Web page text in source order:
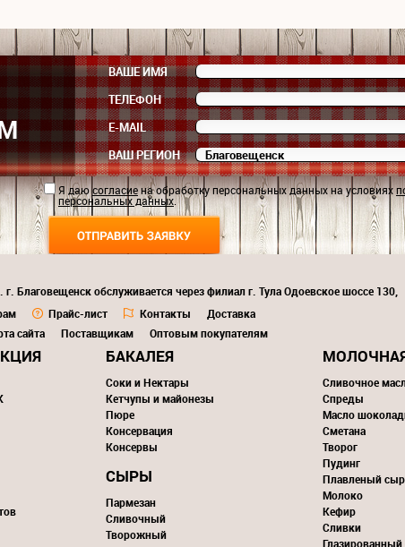
ВАШЕ ИМЯ
ТЕЛЕФОН
E-MAIL
ВАШ РЕГИОН
Я даюсогласиена обработку персональных данных на условиях
персональных данных.
Благовещенск обслуживается через филиал г. Тула Одоевское шоссе 130,
Прайс-лист Контакты
Доставка
сайта Поставщикам Оптовым покупателям
БАКАЛЕЯ
Соки и Нектары
Кетчупы и майонезы
Пюре
Консервация
Консервы
СЫРЫ
Пармезан
Сливочный
Творожный
Сливочное
Спреды
Масло
Сметана
Творог
Пудинг
Плавленый сыр
Молоко
Кефир
Сливки